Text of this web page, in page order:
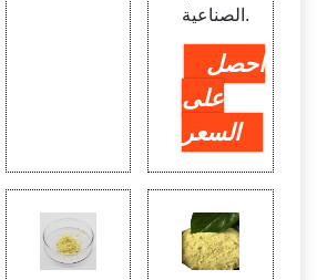
الصناعية.
احصل
على
السعر